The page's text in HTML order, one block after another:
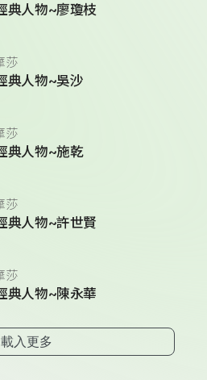
典人物~廖瓊枝
莎
典人物~吳沙
莎
典人物~施乾
莎
典人物~許世賢
莎
典人物~陳永華
載入更多